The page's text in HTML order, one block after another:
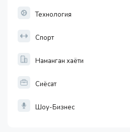
Технология
Спорт
Наманган хаёти
Сиёсат
Шоу-Бизнес